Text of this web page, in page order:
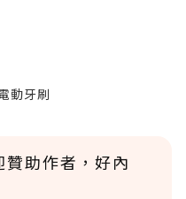
動牙刷
助作者，好內